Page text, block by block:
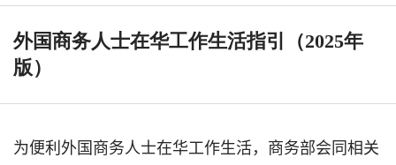
外国商务人士在华工作生活指引（2025年
版）
为便利外国商务人士在华工作生活，商务部会同相关